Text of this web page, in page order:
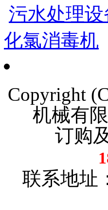
污水处理设
化氯消毒机
Copyright
机械有
订购
联系地址